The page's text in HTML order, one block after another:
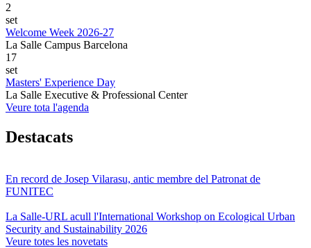
2
set
Welcome Week 2026-27
La Salle Campus Barcelona
17
set
Masters' Experience Day
La Salle Executive & Professional Center
Veure tota l'agenda
Destacats
En record de Josep Vilarasu, antic membre del Patronat de
FUNITEC
La Salle-URL acull l'International Workshop on Ecological Urban
Security and Sustainability 2026
Veure totes les novetats